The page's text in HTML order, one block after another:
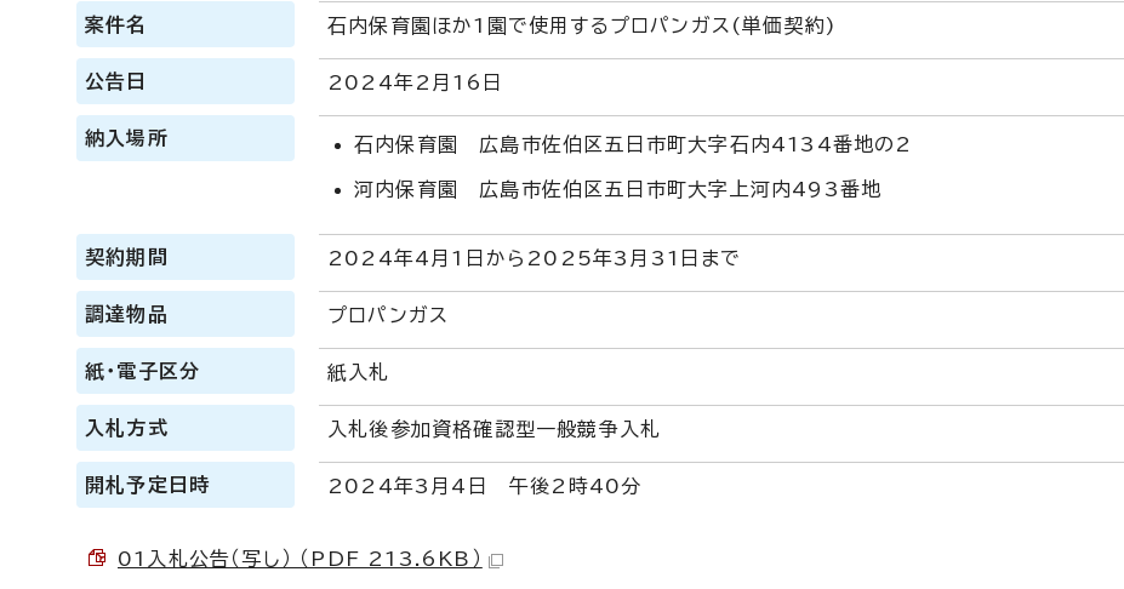
案件名 石内保育園ほか1園で使用するプロパンガス(単価契約)
公告日 2024年2月16日
納入場所 石内保育園 広島市佐伯区五日市町大字石内4134番地の2
河内保育園 広島市佐伯区五日市町大字上河内493番地
契約期間 2024年4月1日から2025年3月31日まで
調達物品 プロパンガス
紙・電子区分 紙入札
入札方式 入札後参加資格確認型一般競争入札
開札予定日時 2024年3月4日 午後2時40分
01入札公告（写し） （PDF 213.6KB）